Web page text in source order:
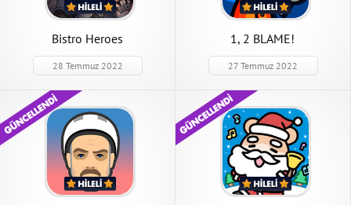
Bistro Heroes
28 Temmuz 2022
1, 2 BLAME!
27 Temmuz 2022